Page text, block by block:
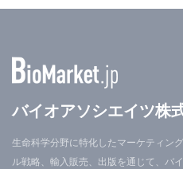
バイオアソシエイツ株
生命科学分野に特化したマーケティン
ル戦略、輸入販売、出版を通じて、バ